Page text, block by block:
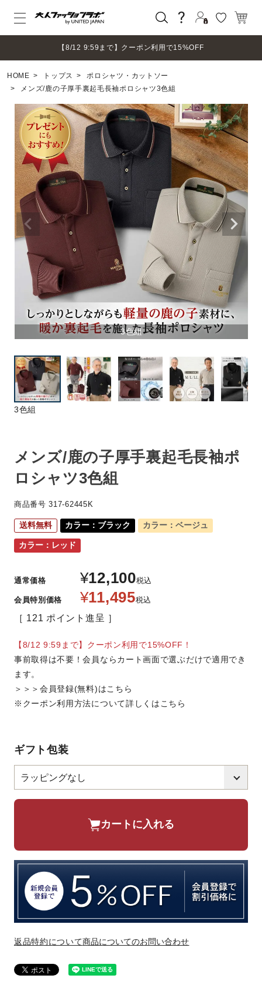
新規会員登録
【8/12 9:59まで】クーポン利用で15%OFF
HOME トップス
ポロシャツ・カットソー
メンズ/鹿の子厚手裏起毛長袖ポロシャツ3色組
3色組
3色組
メンズ/鹿の子厚手裏起毛長袖ポ
ロシャツ3色組
商品番号 317-62445K
送料無料 カラー：ブラック カラー：ベージュ
カラー：レッド
通常価格 ¥12,100税込
会員特別価格 ¥11,495税込
121 ポイント進呈
【8/12 9:59まで】クーポン利用で15%OFF！
事前取得は不要！会員ならカート画面で選ぶだけで適用でき
ます。
＞＞＞会員登録(無料)はこちら
※クーポン利用方法について詳しくはこちら
ギフト包装
カートに入れる
返品特約について商品についてのお問い合わせ